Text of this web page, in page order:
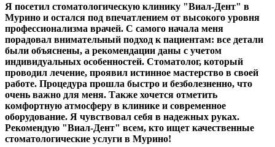
Я посетил стоматологическую клинику "Виал-Дент" в
Мурино и остался под впечатлением от высокого уровня
профессионализма врачей. С самого начала меня
порадовал внимательный подход к пациентам: все детали
были объяснены, а рекомендации даны с учетом
индивидуальных особенностей. Стоматолог, который
проводил лечение, проявил истинное мастерство в своей
работе. Процедура прошла быстро и безболезненно, что
очень важно для меня. Также хочется отметить
комфортную атмосферу в клинике и современное
оборудование. Я чувствовал себя в надежных руках.
Рекомендую "Виал-Дент" всем, кто ищет качественные
стоматологические услуги в Мурино!